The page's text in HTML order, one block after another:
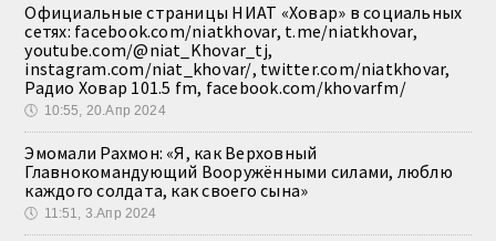
Официальные страницы НИАТ «Ховар» в социальных
сетях: facebook.com/niatkhovar, t.me/niatkhovar,
youtube.com/@niat_Khovar_tj,
instagram.com/niat_khovar/, twitter.com/niatkhovar,
Радио Ховар 101.5 fm, facebook.com/khovarfm/
🕔 10:55, 20.Апр 2024
Эмомали Рахмон: «Я, как Верховный
Главнокомандующий Вооружёнными силами, люблю
каждого солдата, как своего сына»
🕔 11:51, 3.Апр 2024